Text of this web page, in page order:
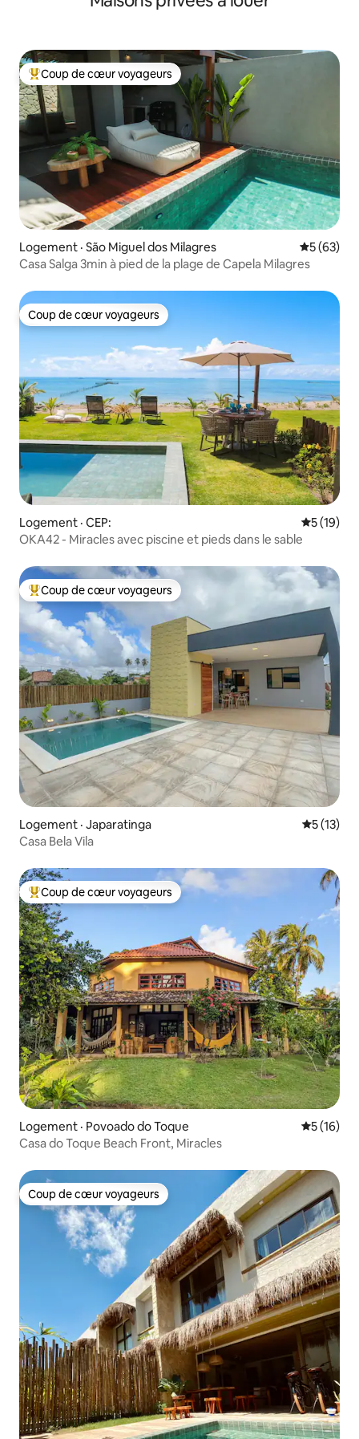
Coup de cœur voyageurs parmi les plus aimés
Coup de cœur voyageurs
Logement · São Miguel dos Milagres Note
5 (63)
Casa Salga 3min à pied de la plage de Capela Milagres
Coup de cœur voyageurs
Coup de cœur voyageurs
Logement · CEP: Note
5 (19)
OKA42 - Miracles avec piscine et pieds dans le sable
Coup de cœur voyageurs parmi les plus aimés
Coup de cœur voyageurs
Logement · Japaratinga Note
5 (13)
Casa Bela Vila
Coup de cœur voyageurs parmi les plus aimés
Coup de cœur voyageurs
Logement · Povoado do Toque Note
5 (16)
Casa do Toque Beach Front, Miracles
Coup de cœur voyageurs
Coup de cœur voyageurs